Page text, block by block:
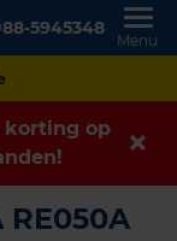
5945348
Menu
korting op
RE050A